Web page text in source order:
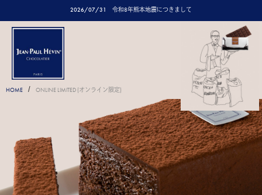
2026/07/31 令和8年熊本地震につきまして
HOME / ONLINE LIMITED (オンライン限定)